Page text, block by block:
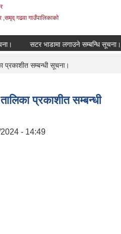
,समृद् गढवा गाउँपालिकाको
सटर भाडामा लगाउने सम्बन्धि सूचना।
प्रकाशीत सम्बन्धी सूचना।
तालिका प्रकाशीत सम्बन्धी
- 14:49